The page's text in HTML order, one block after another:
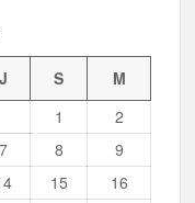
Kebangkitan
Sedati Gelar Rapat
J S
M
1
2
7 8
9
15
16